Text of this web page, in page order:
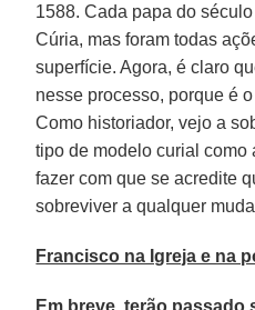
1588. Cada papa do
Cúria, mas foram todas
superfície. Agora, é claro
nesse processo, porque é
Como historiador, vejo a
tipo de modelo curial como
fazer com que se acredite
sobreviver a qualquer
Francisco na Igreja e na
Em breve, terão passado